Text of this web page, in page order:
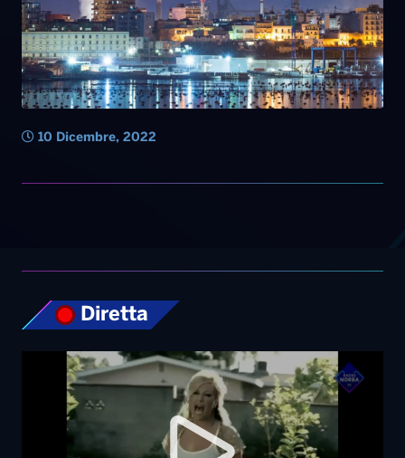
10 Dicembre, 2022
Diretta